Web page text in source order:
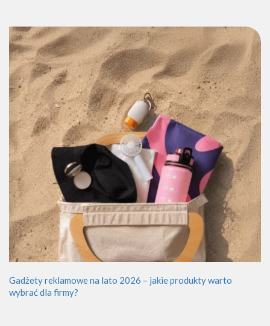
Gadżety reklamowe na lato 2026 – jakie produkty warto
wybrać dla firmy?